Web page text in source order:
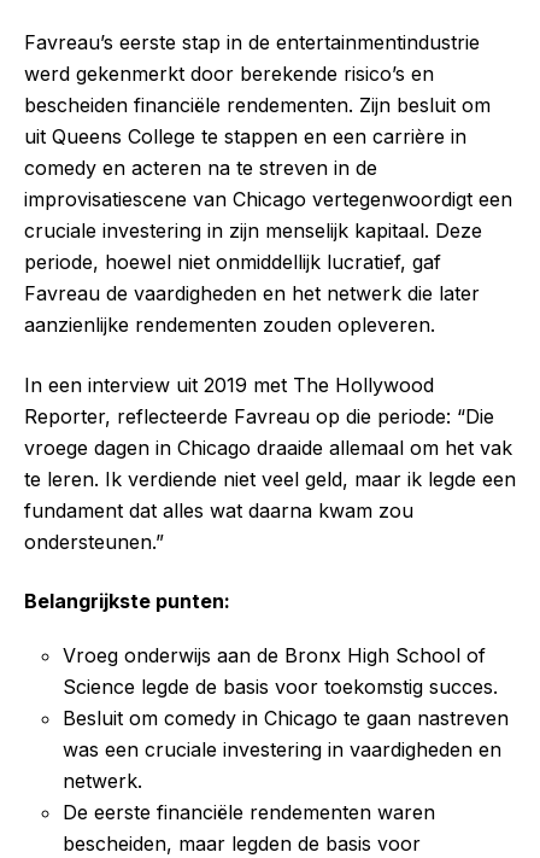
Favreau’s eerste stap in de entertainmentindustrie
werd gekenmerkt door berekende risico’s en
bescheiden financiële rendementen. Zijn besluit om
uit Queens College te stappen en een carrière in
comedy en acteren na te streven in de
improvisatiescene van Chicago vertegenwoordigt een
cruciale investering in zijn menselijk kapitaal. Deze
periode, hoewel niet onmiddellijk lucratief, gaf
Favreau de vaardigheden en het netwerk die later
aanzienlijke rendementen zouden opleveren.
In een interview uit 2019 met The Hollywood
Reporter, reflecteerde Favreau op die periode: “Die
vroege dagen in Chicago draaide allemaal om het vak
te leren. Ik verdiende niet veel geld, maar ik legde een
fundament dat alles wat daarna kwam zou
ondersteunen.”
Belangrijkste punten:
Vroeg onderwijs aan de Bronx High School of
Science legde de basis voor toekomstig succes.
Besluit om comedy in Chicago te gaan nastreven
was een cruciale investering in vaardigheden en
netwerk.
De eerste financiële rendementen waren
bescheiden, maar legden de basis voor